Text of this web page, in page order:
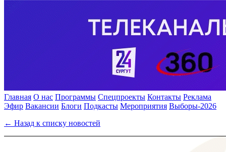
Главная О нас Программы Спецпроекты Контакты Реклама
Эфир Вакансии Блоги Подкасты Мероприятия Выборы-2026
← Назад к списку новостей